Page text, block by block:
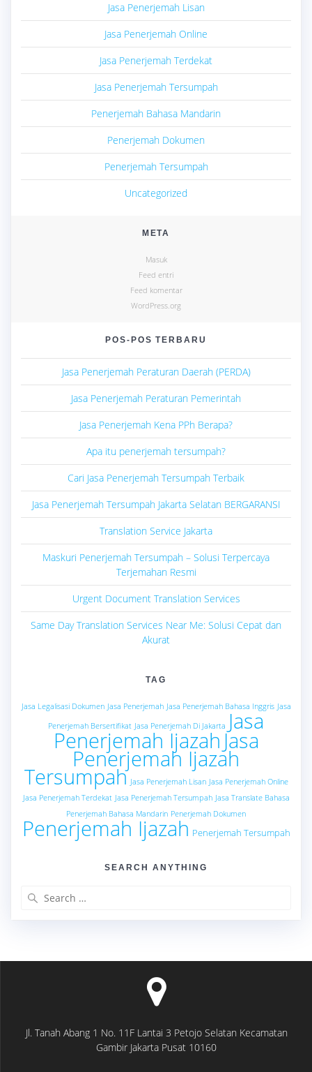
Jasa Penerjemah Lisan
Jasa Penerjemah Online
Jasa Penerjemah Terdekat
Jasa Penerjemah Tersumpah
Penerjemah Bahasa Mandarin
Penerjemah Dokumen
Penerjemah Tersumpah
Uncategorized
META
Masuk
Feed entri
Feed komentar
WordPress.org
POS-POS TERBARU
Jasa Penerjemah Peraturan Daerah (PERDA)
Jasa Penerjemah Peraturan Pemerintah
Jasa Penerjemah Kena PPh Berapa?
Apa itu penerjemah tersumpah?
Cari Jasa Penerjemah Tersumpah Terbaik
Jasa Penerjemah Tersumpah Jakarta Selatan BERGARANSI
Translation Service Jakarta
Maskuri Penerjemah Tersumpah – Solusi Terpercaya
Terjemahan Resmi
Urgent Document Translation Services
Same Day Translation Services Near Me: Solusi Cepat dan
Akurat
TAG
Jasa Legalisasi Dokumen Jasa Penerjemah Jasa Penerjemah Bahasa Inggris Jasa
Penerjemah Bersertifikat Jasa Penerjemah Di Jakarta Jasa
Penerjemah Ijazah Jasa
Penerjemah Ijazah
Tersumpah Jasa Penerjemah Lisan Jasa Penerjemah Online
Jasa Penerjemah Terdekat Jasa Penerjemah Tersumpah Jasa Translate Bahasa
Penerjemah Bahasa Mandarin Penerjemah Dokumen
Penerjemah Ijazah Penerjemah Tersumpah
SEARCH ANYTHING
Jl. Tanah Abang 1 No. 11F Lantai 3 Petojo Selatan Kecamatan
Gambir Jakarta Pusat 10160